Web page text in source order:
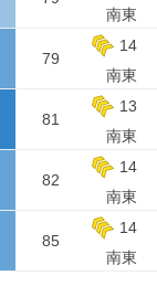
南東
79
14
南東
81
13
南東
82
14
南東
85
14
南東